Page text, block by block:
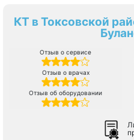
КТ в Токсовской
Отзыв о сервисе
Отзыв о врачах
Отзыв об оборудовании